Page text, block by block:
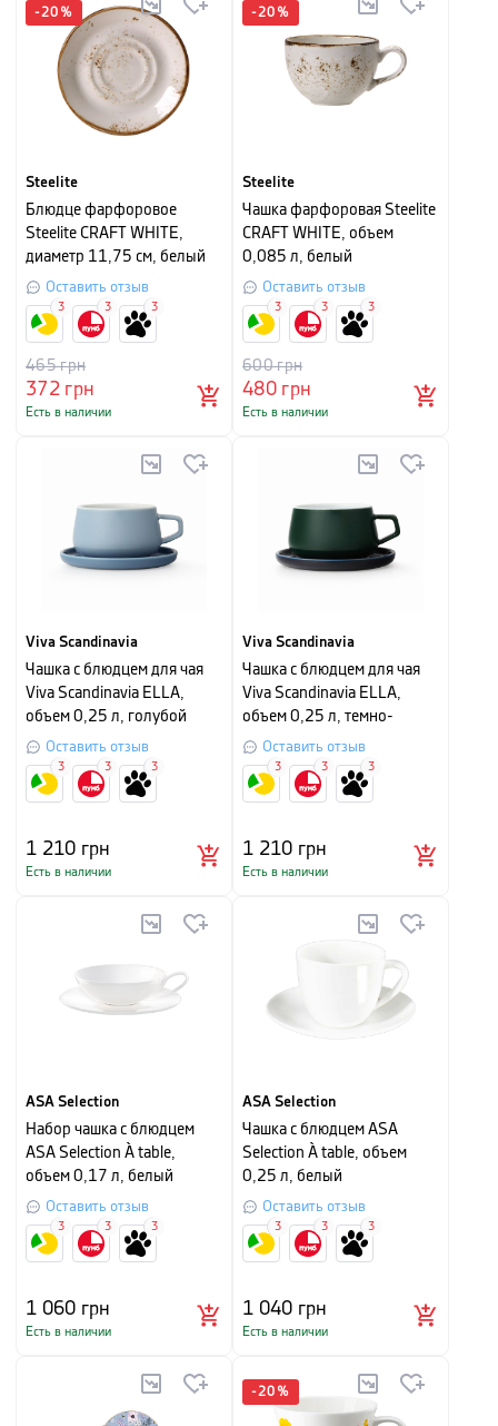
-20 %
Steelite
Блюдце фарфоровое
Steelite CRAFT WHITE,
диаметр 11,75 см, белый
Оставить отзыв
372 грн
465грн
Есть в наличии
3 3 3
-20 %
Steelite
Чашка фарфоровая Steelite
CRAFT WHITE, объем
0,085 л, белый
Оставить отзыв
480грн
600грн
Есть в наличии
3 3 3
Viva Scandinavia
Чашка с блюдцем для чая
Viva Scandinavia ELLA,
объем 0,25 л, голубой
Оставить отзыв
1 210 грн
Есть в наличии
3 3 3
Viva Scandinavia
Чашка с блюдцем для чая
Viva Scandinavia ELLA,
объем 0,25 л, темно-
зеленый
Оставить отзыв
1 210 грн
Есть в наличии
3 3 3
ASA Selection
Набор чашка с блюдцем
ASA Selection À table,
объем 0,17 л, белый
Оставить отзыв
1 060 грн
Есть в наличии
3 3 3
ASA Selection
Чашка с блюдцем ASA
Selection À table, объем
0,25 л, белый
Оставить отзыв
1 040 грн
Есть в наличии
3 3 3
-20 %